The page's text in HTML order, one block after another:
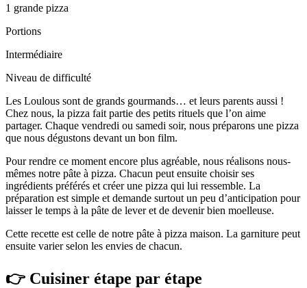
1 grande pizza
Portions
Intermédiaire
Niveau de difficulté
Les Loulous sont de grands gourmands… et leurs parents aussi !
Chez nous, la pizza fait partie des petits rituels que l’on aime
partager. Chaque vendredi ou samedi soir, nous préparons une pizza
que nous dégustons devant un bon film.
Pour rendre ce moment encore plus agréable, nous réalisons nous-
mêmes notre pâte à pizza. Chacun peut ensuite choisir ses
ingrédients préférés et créer une pizza qui lui ressemble. La
préparation est simple et demande surtout un peu d’anticipation pour
laisser le temps à la pâte de lever et de devenir bien moelleuse.
Cette recette est celle de notre pâte à pizza maison. La garniture peut
ensuite varier selon les envies de chacun.
👉 Cuisiner étape par étape